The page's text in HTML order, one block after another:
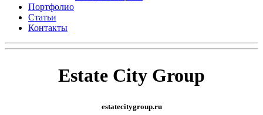
Портфолио
Статьи
Контакты
Estate City Group
estatecitygroup.ru